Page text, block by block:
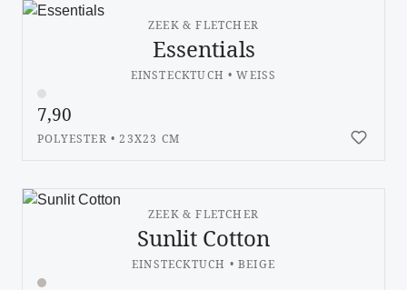
ZEEK & FLETCHER
Essentials
EINSTECKTUCH • WEISS
7,90
POLYESTER • 23X23 CM
ZEEK & FLETCHER
Sunlit Cotton
EINSTECKTUCH • BEIGE